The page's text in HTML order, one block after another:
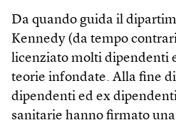
Da quando guida il
Kennedy (da tempo
licenziato molti dipendenti
teorie infondate. Alla fine
dipendenti ed ex
sanitarie hanno firmato